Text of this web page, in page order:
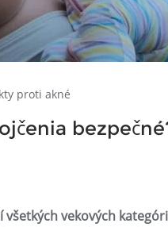
proti akné
vekových